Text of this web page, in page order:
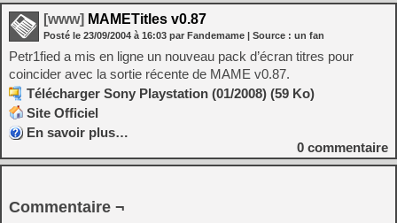
[www] MAMETitles v0.87
Posté le 23/09/2004 à 16:03 par Fandemame | Source : un fan
Petr1fied a mis en ligne un nouveau pack d’écran titres pour
coincider avec la sortie récente de MAME v0.87.
Télécharger Sony Playstation (01/2008) (59 Ko)
Site Officiel
En savoir plus…
0 commentaire
Commentaire ¬